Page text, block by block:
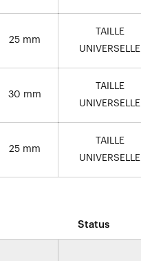
25 mm
TAILLE
UNIVERSELLE
30 mm
TAILLE
UNIVERSELLE
25 mm
TAILLE
UNIVERSELLE
Status